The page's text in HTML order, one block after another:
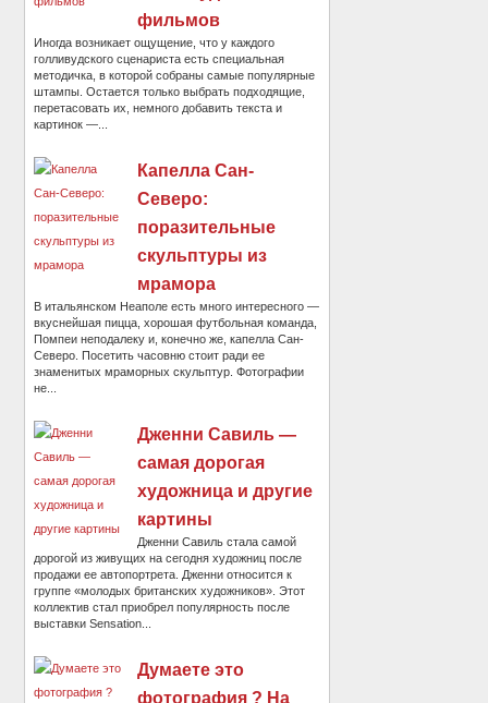
фильмов
Иногда возникает ощущение, что у каждого
голливудского сценариста есть специальная
методичка, в которой собраны самые популярные
штампы. Остается только выбрать подходящие,
перетасовать их, немного добавить текста и
картинок —...
Капелла Сан-
Северо:
поразительные
скульптуры из
мрамора
В итальянском Неаполе есть много интересного —
вкуснейшая пицца, хорошая футбольная команда,
Помпеи неподалеку и, конечно же, капелла Сан-
Северо. Посетить часовню стоит ради ее
знаменитых мраморных скульптур. Фотографии
не...
Дженни Савиль —
самая дорогая
художница и другие
картины
Дженни Савиль стала самой
дорогой из живущих на сегодня художниц после
продажи ее автопортрета. Дженни относится к
группе «молодых британских художников». Этот
коллектив стал приобрел популярность после
выставки Sensation...
Думаете это
фотография ? На